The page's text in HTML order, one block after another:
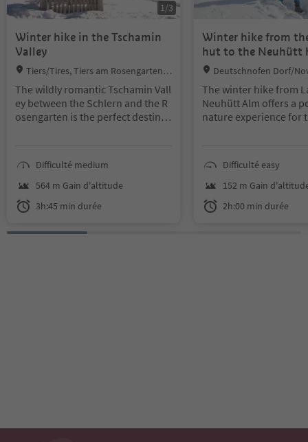
1 /3
Winter hike in the Tschamin
Valley
Location:
Tiers/Tires, Tiers am Rosengarten/T
iser Alm
The wildly romantic Tschamin Vall
ey between the Schlern and the R
osengarten is the perfect destinat
tination of this winter walk is the
Rechter Leger, a wonderfully situa
ted box-seat spot with views over
the Grasleitentürme towers and t
he Tschaminspitzen peaks.
Difficulté medium
564 m Gain d'altitude
3h:45 min durée
Winter hike from
hut to the Neuhütt
Location:
Deutschnofen Dorf/
Dolomites Region
The winter hike from
Neuhütt Alm offers a
nature experience for
covered forests and
clearings, surrounded
stillness of the winter
With each step, the
snow and the crisp
Difficulté easy
152 m Gain
2h:00 min durée